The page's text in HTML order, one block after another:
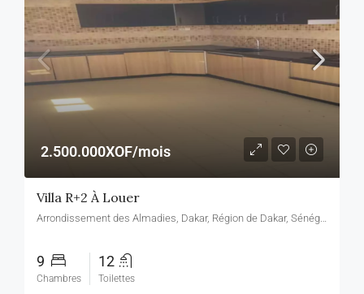
2.500.000XOF/mois
Villa R+2 À Louer
Arrondissement des Almadies, Dakar, Région de Dakar, Sénégal, Arrondissement des Almadies, Dakar, Région de Dakar, Sénégal
9
Chambres
12
Toilettes